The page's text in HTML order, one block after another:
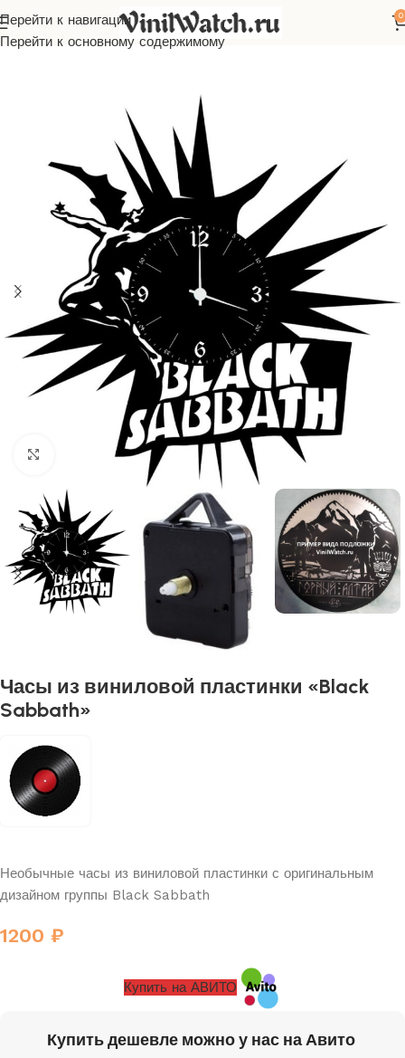
Перейти к навигации
Перейти к основному содержимому
0
из виниловой пластинки Зарубежная музыка
Нажмите, чтобы увеличить
Часы из виниловой пластинки «Black
Sabbath»
Необычные часы из виниловой пластинки с оригинальным
дизайном группы Black Sabbath
1200 ₽
Купить на АВИТО
Купить дешевле можно у нас на Авито